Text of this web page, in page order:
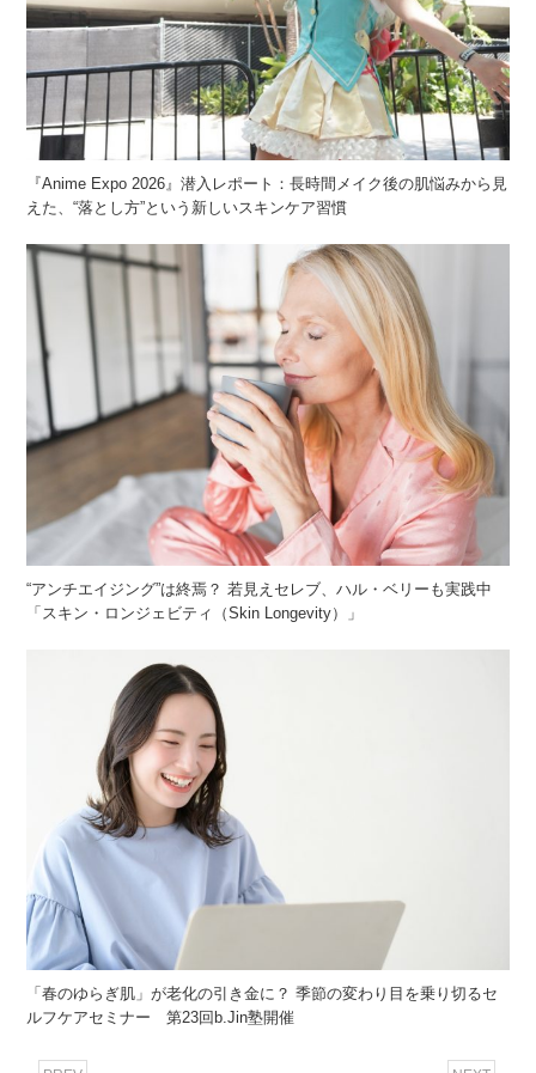
『Anime Expo 2026』潜入レポート：長時間メイク後の肌悩みから見
えた、“落とし方”という新しいスキンケア習慣
“アンチエイジング”は終焉？ 若見えセレブ、ハル・ベリーも実践中
「スキン・ロンジェビティ（Skin Longevity）」
「春のゆらぎ肌」が老化の引き金に？ 季節の変わり目を乗り切るセ
ルフケアセミナー 第23回b.Jin塾開催